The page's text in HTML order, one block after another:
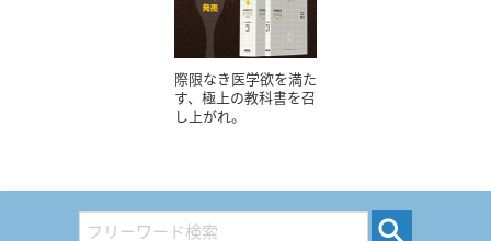
際限なき医学欲を満た
す、極上の教科書を召
し上がれ。